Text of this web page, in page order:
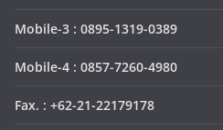
Mobile-3 : 0895-1319-0389
Mobile-4 : 0857-7260-4980
Fax. : +62-21-22179178